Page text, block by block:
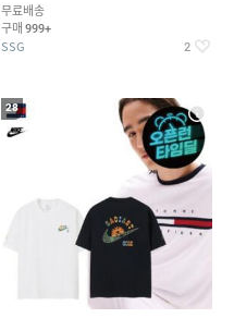
무료배송
구매 999+
SSG 2
28